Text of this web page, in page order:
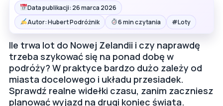
Data publikacji: 26 marca 2026
Autor: Hubert Podróżnik
6 min czytania #Loty
Ile trwa lot do Nowej Zelandii i czy naprawdę
trzeba szykować się na ponad dobę w
podróży? W praktyce bardzo dużo zależy od
miasta docelowego i układu przesiadek.
Sprawdź realne widełki czasu, zanim zaczniesz
planować wyjazd na drugi koniec świata.